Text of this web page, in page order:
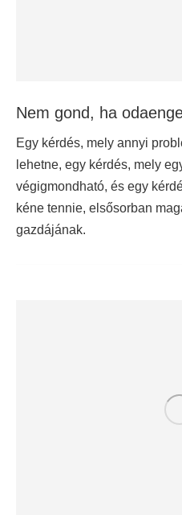
Nem gond, ha
Egy kérdés, mely annyi
lehetne, egy kérdés, mely
végigmondható, és egy
kéne tennie, elsősorban
gazdájának.